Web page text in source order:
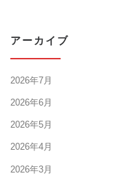
アーカイブ
2026年7月
2026年6月
2026年5月
2026年4月
2026年3月